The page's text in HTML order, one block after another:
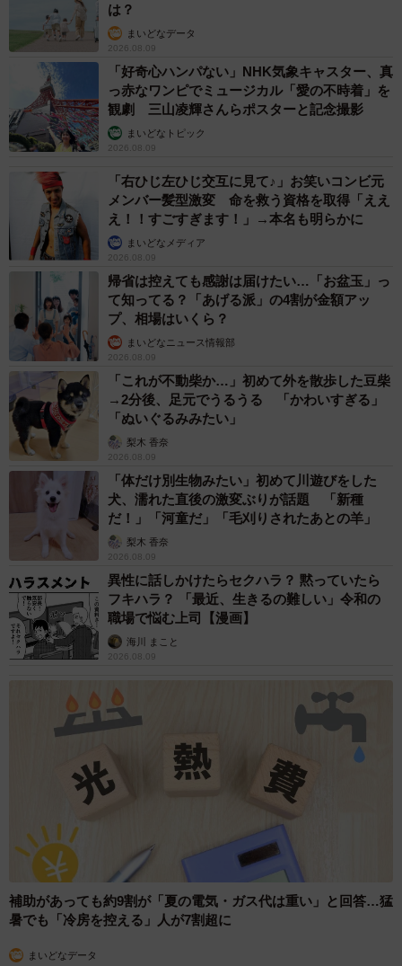
は？
まいどなデータ
2026.08.09
「好奇心ハンパない」NHK気象キャスター、真
っ赤なワンピでミュージカル「愛の不時着」を
観劇 三山凌輝さんらポスターと記念撮影
まいどなトピック
2026.08.09
「右ひじ左ひじ交互に見て♪」お笑いコンビ元
メンバー髪型激変 命を救う資格を取得「ええ
え！！すごすぎます！」→本名も明らかに
まいどなメディア
2026.08.09
帰省は控えても感謝は届けたい…「お盆玉」っ
て知ってる？「あげる派」の4割が金額アッ
プ、相場はいくら？
まいどなニュース情報部
2026.08.09
「これが不動柴か…」初めて外を散歩した豆柴
→2分後、足元でうるうる 「かわいすぎる」
「ぬいぐるみみたい」
梨木 香奈
2026.08.09
「体だけ別生物みたい」初めて川遊びをした
犬、濡れた直後の激変ぶりが話題 「新種
だ！」「河童だ」「毛刈りされたあとの羊」
梨木 香奈
2026.08.09
異性に話しかけたらセクハラ？ 黙っていたら
フキハラ？ 「最近、生きるの難しい」令和の
職場で悩む上司【漫画】
海川 まこと
2026.08.09
補助があっても約9割が「夏の電気・ガス代は重い」と回答…猛
暑でも「冷房を控える」人が7割超に
まいどなデータ